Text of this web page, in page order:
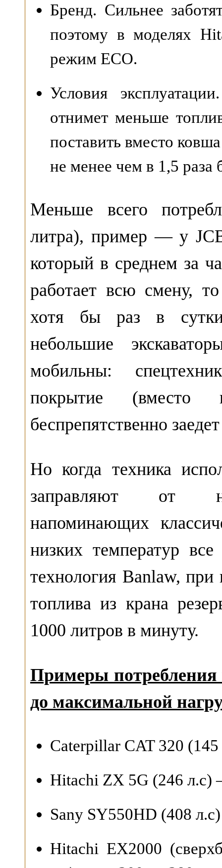
Бренд. Сильнее
поэтому в моделях
режим ECO.
Условия
отнимет меньше
поставить вместо
не менее чем в 1,5 раза
Меньше всего
литра), пример — у
который в среднем за
работает всю смену,
хотя бы раз в сутки.
небольшие
мобильны:
покрытие (вместо
беспрепятственно
Но когда техника
заправляют от
напоминающих
низких температур
технология Banlaw, при
топлива из крана
1000 литров в минуту.
Примеры потребления
до максимальной
Caterpillar CAT 320
Hitachi ZX 5G (246 л.с)
Sany SY550HD (408
Hitachi EX2000